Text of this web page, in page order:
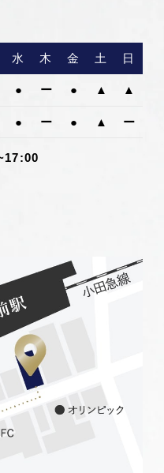
水 木 金 土 日
● ー ● ▲ ▲
● ー ● ▲ ー